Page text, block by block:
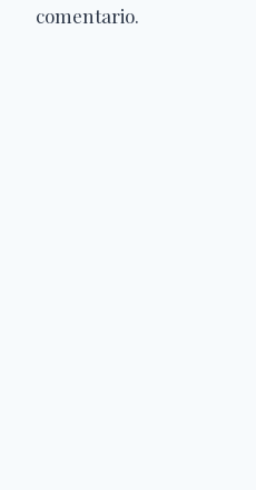
comentario.